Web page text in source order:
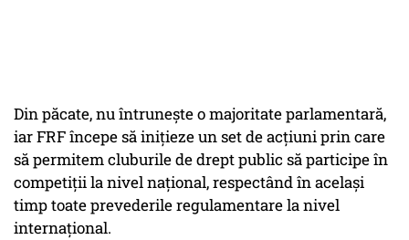
Din păcate, nu întrunește o majoritate parlamentară,
iar FRF începe să inițieze un set de acțiuni prin care
să permitem cluburile de drept public să participe în
competiții la nivel național, respectând în același
timp toate prevederile regulamentare la nivel
internațional.